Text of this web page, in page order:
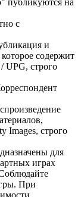
с
и
содержит
UPG, строго
Images, строго
для
играх
При